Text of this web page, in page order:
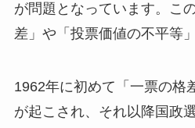
が問題となっています。こ
差」や「投票価値の不平等
1962年に初めて「一票の格
が起こされ、それ以降国政